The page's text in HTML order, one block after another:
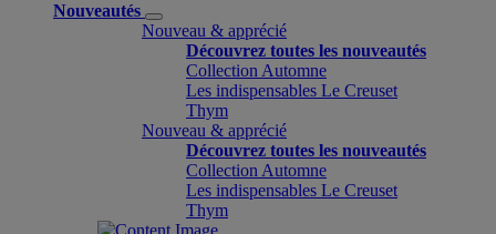
Nouveautés
Nouveau & apprécié
Découvrez toutes les nouveautés
Collection Automne
Les indispensables Le Creuset
Thym
Nouveau & apprécié
Découvrez toutes les nouveautés
Collection Automne
Les indispensables Le Creuset
Thym